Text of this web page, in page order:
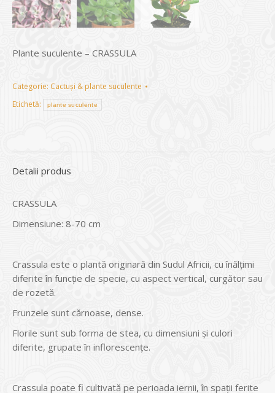
Plante suculente – CRASSULA
Categorie: Cactuși & plante suculente
Etichetă:
plante suculente
Detalii produs
CRASSULA
Dimensiune: 8-70 cm
Crassula este o plantă originară din Sudul Africii, cu înălţimi
diferite în funcţie de specie, cu aspect vertical, curgător sau
de rozetă.
Frunzele sunt cărnoase, dense.
Florile sunt sub forma de stea, cu dimensiuni şi culori
diferite, grupate în inflorescenţe.
Crassula poate fi cultivată pe perioada iernii, în spaţii ferite